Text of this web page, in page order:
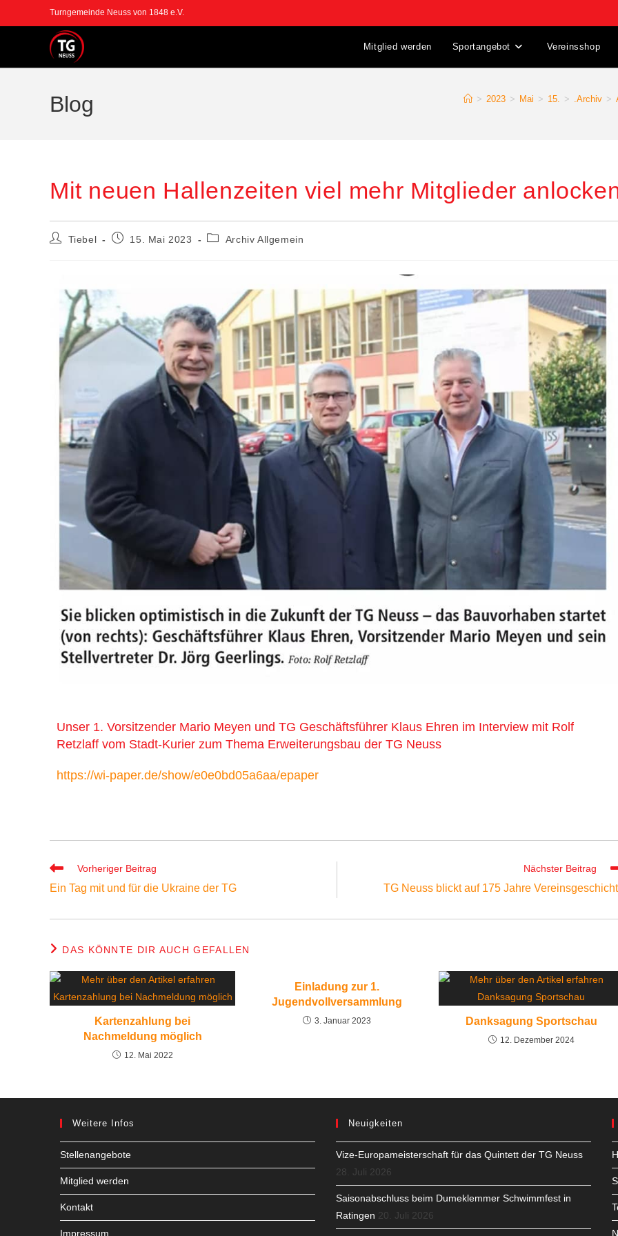
Turngemeinde Neuss von 1848 e.V.
Mitglied werden Sportangebot Vereinsshop
Blog > 2023 > Mai > 15. > .Archiv >
Mit neuen Hallenzeiten viel mehr Mitglieder
Tiebel 15. Mai 2023 Archiv Allgemein
Unser 1. Vorsitzender Mario Meyen und TG Geschäftsführer Klaus Ehren im Interview mit Rolf
Retzlaff vom Stadt-Kurier zum Thema Erweiterungsbau der TG Neuss
https://wi-paper.de/show/e0e0bd05a6aa/epaper
Vorheriger Beitrag
Ein Tag mit und für die Ukraine der TG
Nächster Beitrag
TG Neuss blickt auf 175 Jahre
DAS KÖNNTE DIR AUCH GEFALLEN
Kartenzahlung bei
Nachmeldung möglich
12. Mai 2022
Einladung zur 1.
Jugendvollversammlung
3. Januar 2023 Danksagung Sportschau
12. Dezember 2024
Weitere Infos
Stellenangebote
Mitglied werden
Kontakt
Impressum
Neuigkeiten
Vize-Europameisterschaft für das Quintett der TG Neuss
28. Juli 2026
Saisonabschluss beim Dumeklemmer Schwimmfest in
Ratingen 20. Juli 2026